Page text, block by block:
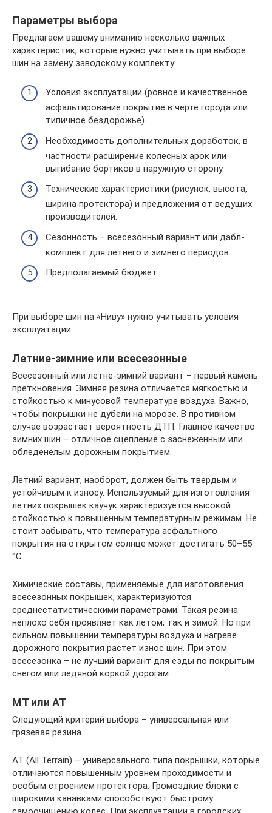
Параметры выбора
Предлагаем вашему вниманию несколько важных
характеристик, которые нужно учитывать при выборе
шин на замену заводскому комплекту:
Условия эксплуатации (ровное и качественное
асфальтирование покрытие в черте города или
типичное бездорожье).
Необходимость дополнительных доработок, в
частности расширение колесных арок или
выгибание бортиков в наружную сторону.
Технические характеристики (рисунок, высота,
ширина протектора) и предложения от ведущих
производителей.
Сезонность – всесезонный вариант или дабл-
комплект для летнего и зимнего периодов.
Предполагаемый бюджет.
При выборе шин на «Ниву» нужно учитывать условия
эксплуатации
Летние-зимние или всесезонные
Всесезонный или летне-зимний вариант – первый камень
преткновения. Зимняя резина отличается мягкостью и
стойкостью к минусовой температуре воздуха. Важно,
чтобы покрышки не дубели на морозе. В противном
случае возрастает вероятность ДТП. Главное качество
зимних шин – отличное сцепление с заснеженным или
обледенелым дорожным покрытием.
Летний вариант, наоборот, должен быть твердым и
устойчивым к износу. Используемый для изготовления
летних покрышек каучук характеризуется высокой
стойкостью к повышенным температурным режимам. Не
стоит забывать, что температура асфальтного
покрытия на открытом солнце может достигать 50–55
°C.
Химические составы, применяемые для изготовления
всесезонных покрышек, характеризуются
среднестатистическими параметрами. Такая резина
неплохо себя проявляет как летом, так и зимой. Но при
сильном повышении температуры воздуха и нагреве
дорожного покрытия растет износ шин. При этом
всесезонка – не лучший вариант для езды по покрытым
снегом или ледяной коркой дорогам.
MT или AT
Следующий критерий выбора – универсальная или
грязевая резина.
АТ (All Terrain) – универсального типа покрышки, которые
отличаются повышенным уровнем проходимости и
особым строением протектора. Громоздкие блоки с
широкими канавками способствуют быстрому